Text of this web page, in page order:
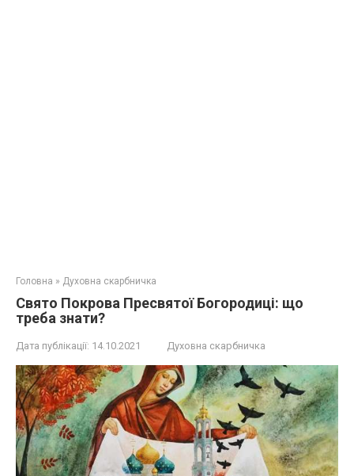
Головна » Духовна скарбничка
Свято Покрова Пресвятої Богородиці: що
треба знати?
Дата публікації: 14.10.2021 Духовна скарбничка